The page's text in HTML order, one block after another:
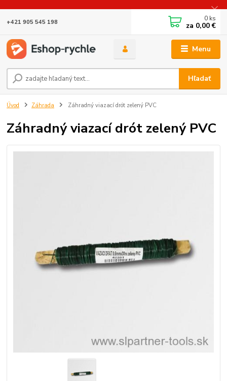
Menu
Hľadať
+421 905 545 198 0 ks
za 0,00 €
Úvod Záhrada Záhradný viazací drót zelený PVC
Záhradný viazací drót zelený PVC